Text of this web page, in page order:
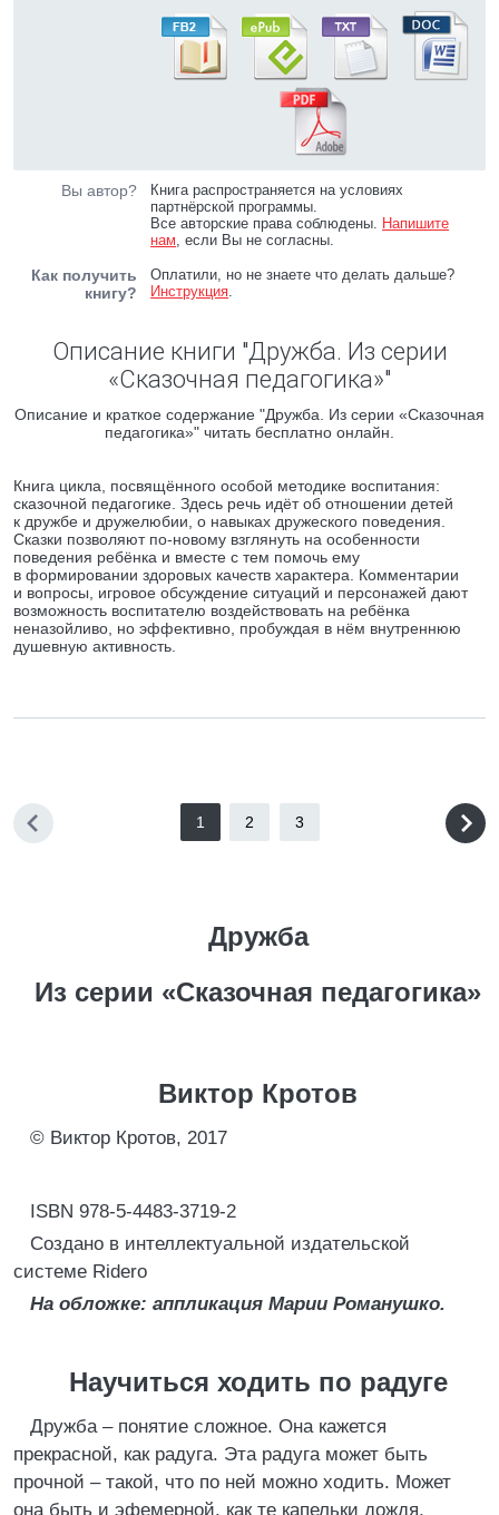
Вы автор?
Книга распространяется на условиях
партнёрской программы.
Все авторские права соблюдены. Напишите
нам, если Вы не согласны.
Как получить
книгу?
Оплатили, но не знаете что делать дальше?
Инструкция.
Описание книги "Дружба. Из серии
«Сказочная педагогика»"
Описание и краткое содержание "Дружба. Из серии «Сказочная
педагогика»" читать бесплатно онлайн.
Книга цикла, посвящённого особой методике воспитания:
сказочной педагогике. Здесь речь идёт об отношении детей
к дружбе и дружелюбии, о навыках дружеского поведения.
Сказки позволяют по-новому взглянуть на особенности
поведения ребёнка и вместе с тем помочь ему
в формировании здоровых качеств характера. Комментарии
и вопросы, игровое обсуждение ситуаций и персонажей дают
возможность воспитателю воздействовать на ребёнка
неназойливо, но эффективно, пробуждая в нём внутреннюю
душевную активность.
1 2 3
Дружба
Из серии «Сказочная педагогика»
Виктор Кротов
© Виктор Кротов, 2017
ISBN 978-5-4483-3719-2
Создано в интеллектуальной издательской
системе Ridero
На обложке: аппликация Марии Романушко.
Научиться ходить по радуге
Дружба – понятие сложное. Она кажется
прекрасной, как радуга. Эта радуга может быть
прочной – такой, что по ней можно ходить. Может
она быть и эфемерной, как те капельки дождя,